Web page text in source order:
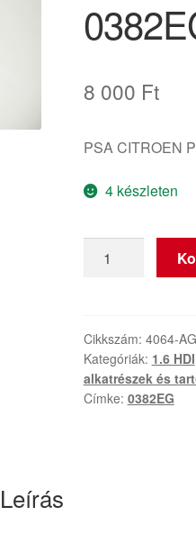
8 000 Ft
PSA CITROEN
4 készleten
Peugeot
0382EG
mennyiség
Cikkszám: 4064-
Kategóriák: 1.6 HDI
alkatrészek és
Címke: 0382EG
Leírás